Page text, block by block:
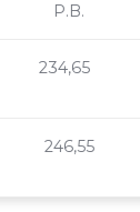
P.B.
234,65
246,55